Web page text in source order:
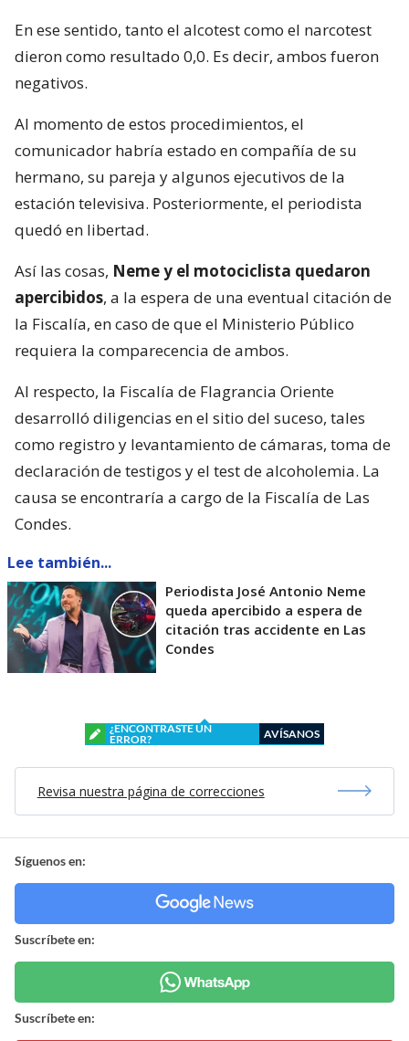
En ese sentido, tanto el alcotest como el narcotest
dieron como resultado 0,0. Es decir, ambos fueron
negativos.
Al momento de estos procedimientos, el
comunicador habría estado en compañía de su
hermano, su pareja y algunos ejecutivos de la
estación televisiva. Posteriormente, el periodista
quedó en libertad.
Así las cosas, Neme y el motociclista quedaron
apercibidos, a la espera de una eventual citación de
la Fiscalía, en caso de que el Ministerio Público
requiera la comparecencia de ambos.
Al respecto, la Fiscalía de Flagrancia Oriente
desarrolló diligencias en el sitio del suceso, tales
como registro y levantamiento de cámaras, toma de
declaración de testigos y el test de alcoholemia. La
causa se encontraría a cargo de la Fiscalía de Las
Condes.
Lee también...
Periodista José Antonio Neme
queda apercibido a espera de
citación tras accidente en Las
Condes
¿ENCONTRASTE UN
ERROR?
AVÍSANOS
Revisa nuestra página de correcciones
Síguenos en:
Suscríbete en:
Suscríbete en: